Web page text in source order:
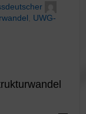
UWG-